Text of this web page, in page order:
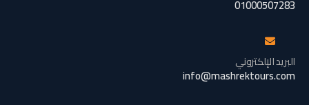
01000507283
البريد الإلكتروني
info@mashrektours.com